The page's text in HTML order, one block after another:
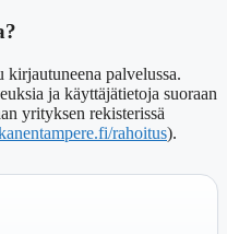
palvelussa.
ja käyttäjätietoja suoraan
yrityksen rekisterissä
rahoitus).